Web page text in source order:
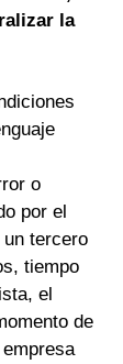
la
o
por el
tercero
tiempo
el
de